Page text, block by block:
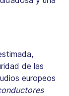
de las
europeos